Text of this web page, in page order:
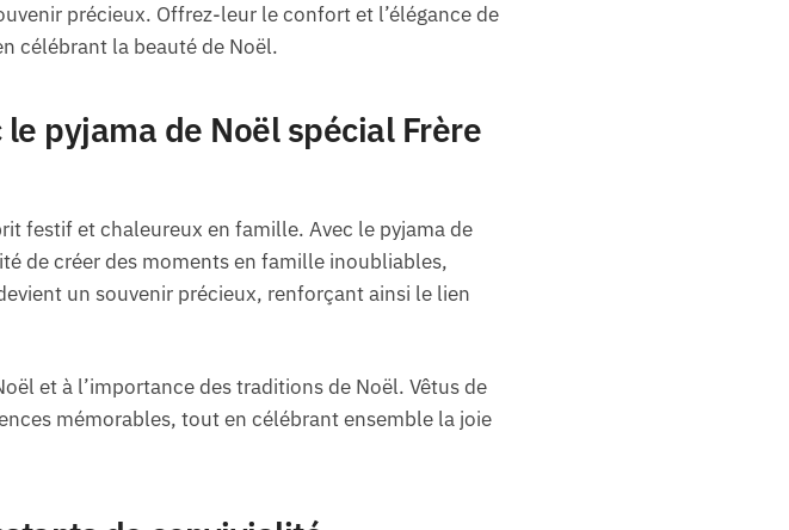
précieux. Offrez-leur le confort et l’élégance de
célébrant la beauté de Noël.
pyjama de Noël spécial Frère
festif et chaleureux en famille. Avec le pyjama de
de créer des moments en famille inoubliables,
un souvenir précieux, renforçant ainsi le lien
et à l’importance des traditions de Noël. Vêtus de
mémorables, tout en célébrant ensemble la joie